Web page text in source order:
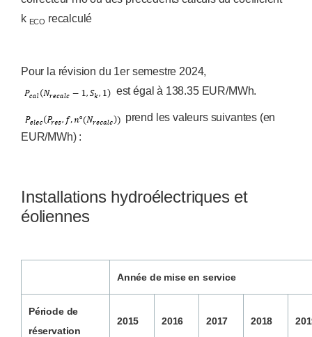
k ECO recalculé
Pour la révision du 1er semestre 2024,
est égal à 138.35 EUR/MWh.
prend les valeurs suivantes (en
EUR/MWh) :
Installations hydroélectriques et
éoliennes
Année de mise en service
Période de
réservation
2015 2016 2017 2018